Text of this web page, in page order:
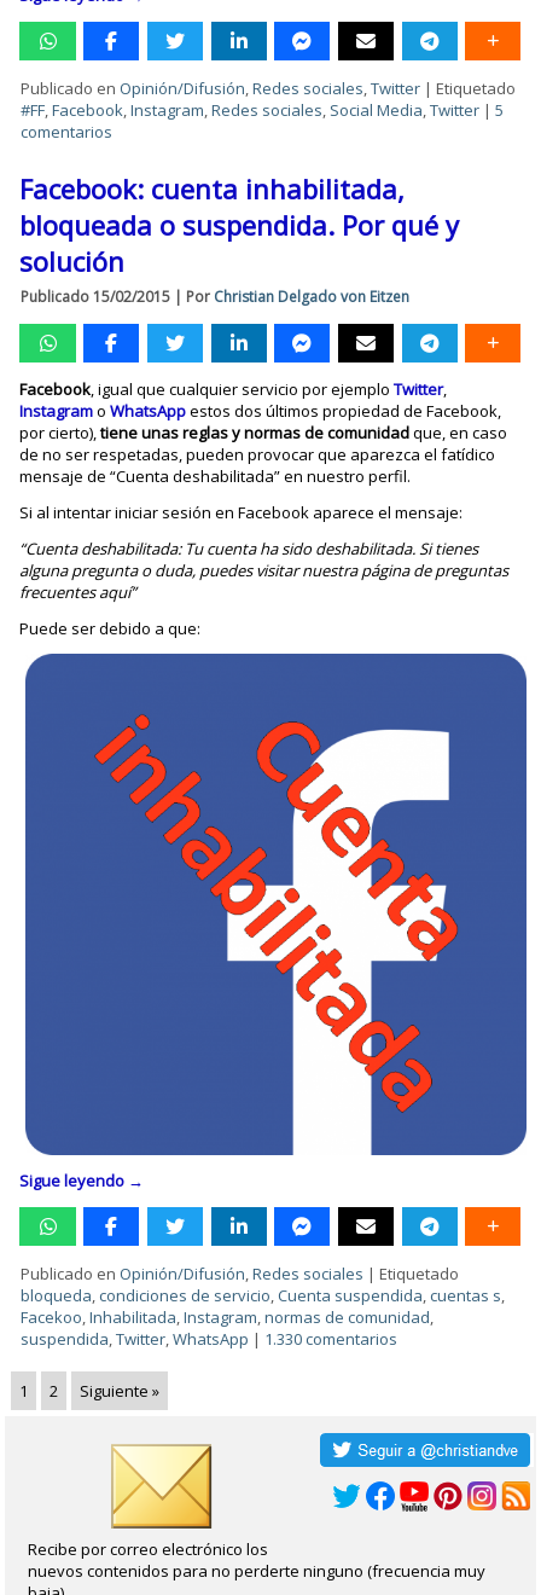
Publicado en Opinión/Difusión,Redes sociales,Twitter |Etiquetado
#FF,Facebook,Instagram,Redes sociales, Social Media,Twitter |5
comentarios
Facebook: cuenta inhabilitada,
bloqueada o suspendida. Por qué y
solución
Publicado 15/02/2015 | Por Christian Delgado von Eitzen
Facebook, igual que cualquier servicio por ejemploTwitter,
InstagramoWhatsAppestos dos últimos propiedad de Facebook,
por cierto),tiene unas reglas y normas de comunidadque, en caso
de no ser respetadas, pueden provocar que aparezca el fatídico
mensaje de “Cuenta deshabilitada” en nuestro perfil.
Si al intentar iniciar sesión en Facebook aparece el mensaje:
“Cuenta deshabilitada: Tu cuenta ha sido deshabilitada. Si tienes
alguna pregunta o duda, puedes visitar nuestra página de preguntas
frecuentes aquí”
Puede ser debido a que:
Sigue leyendo →
Publicado en Opinión/Difusión,Redes sociales |Etiquetado
bloqueda,condiciones de servicio,Cuenta suspendida,cuentas s,
Facekoo,Inhabilitada,Instagram,normas de comunidad,
suspendida,Twitter,WhatsApp | 1.330 comentarios
1 2 Siguiente »
Recibe por correo electrónico los
nuevos contenidos para no perderte ninguno (frecuencia muy